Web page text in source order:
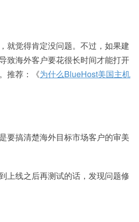
就觉得肯定没问题。不过，如果建
致海外客户要花很长时间才能打开
推荐：《为什么BlueHost美国主机
要搞清楚海外目标市场客户的审美
上线之后再测试的话，发现问题修